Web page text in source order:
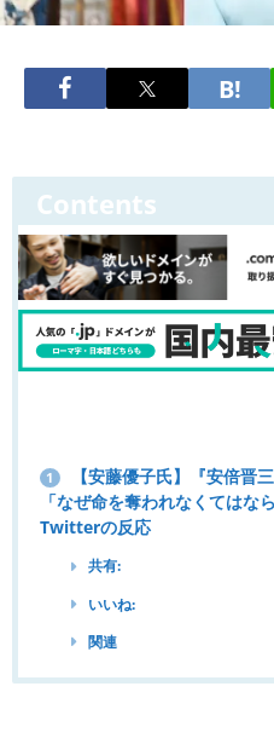
Contents
1
【安藤優子氏】『安倍晋
「なぜ命を奪われなくてはな
Twitterの反応
共有:
いいね:
関連